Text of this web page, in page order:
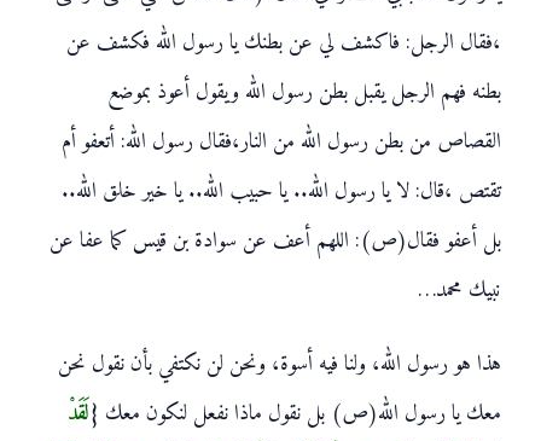
،فقال الرجل: فاكشف لي عن بطنك يا رسول الله فكشف عن
بطنه فهم الرجل يقبل بطن رسول الله ويقول أعوذ بموضع
القصاص من بطن رسول الله من النار،فقال رسول الله: أتعفو أم
تقتص ،قال: لا يا رسول الله.. يا حبيب الله.. يا خير خلق الله..
بل أعفو فقال(ص): اللهم أعف عن سوادة بن قيس كما عفا عن
نبيك محمد…
هذا هو رسول الله، ولنا فيه أسوة، ونحن لن نكتفي بأن نقول نحن
معك يا رسول الله(ص) بل نقول ماذا نفعل لنكون معك {لَقَدْ